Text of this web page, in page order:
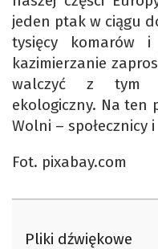
jeden ptak w ciągu
tysięcy komarów
kazimierzanie
walczyć z tym
ekologiczny. Na ten
Wolni – społecznicy
Fot. pixabay.com
Pliki dźwiękowe